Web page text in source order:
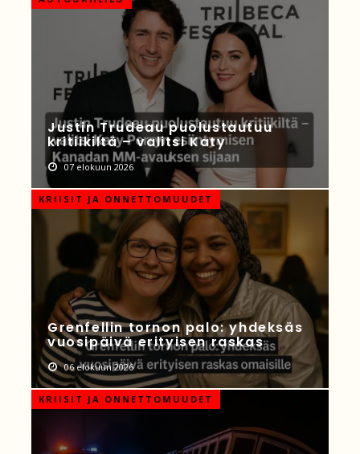
Justin Trudeau puolustautuu
kritiikiltä – valitsi Katy
07 elokuun 2026
KRIISIT JA ONNETTOMUUDET
Grenfellin tornon palo: yhdeksäs
vuosipäivä erityisen raskas
06 elokuun 2026
KRIISIT JA ONNETTOMUUDET